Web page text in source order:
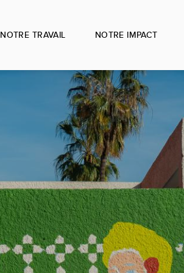
NOTRE TRAVAIL NOTRE IMPACT